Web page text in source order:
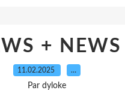
+ NEWS
11.02.2025 …
Par dyloke